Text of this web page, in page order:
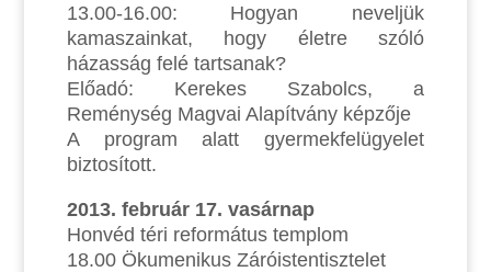
13.00-16.00: Hogyan neveljük
kamaszainkat, hogy életre szóló
házasság felé tartsanak?
Előadó: Kerekes Szabolcs, a
Reménység Magvai Alapítvány képzője
A program alatt gyermekfelügyelet
biztosított.
2013. február 17. vasárnap
Honvéd téri református templom
18.00 Ökumenikus Záróistentisztelet